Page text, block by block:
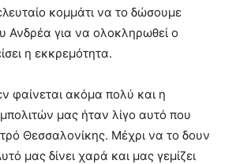
κομμάτι να το δώσουμε
Ανδρέα για να ολοκληρωθεί ο
η εκκρεμότητα.
φαίνεται ακόμα πολύ και η
μας ήταν λίγο αυτό που
Θεσσαλονίκης. Μέχρι να το δουν
μας δίνει χαρά και μας γεμίζει